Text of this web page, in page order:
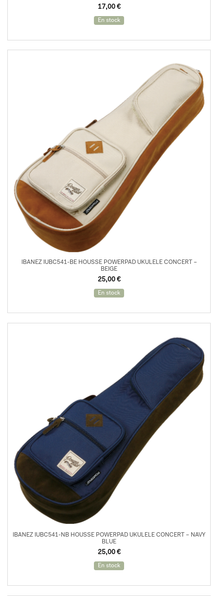
17,00 €
En stock
IBANEZ IUBC541-BE HOUSSE POWERPAD UKULELE CONCERT –
BEIGE
25,00 €
En stock
IBANEZ IUBC541-NB HOUSSE POWERPAD UKULELE CONCERT – NAVY
BLUE
25,00 €
En stock